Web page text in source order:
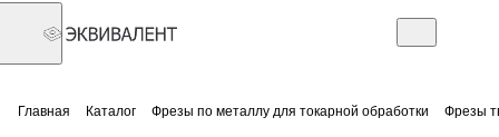
Главная Каталог Фрезы по металлу для токарной обработки Фрезы